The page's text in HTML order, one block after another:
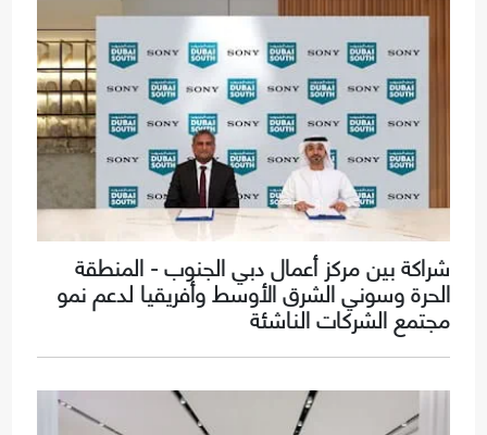
شراكة بين مركز أعمال دبي الجنوب - المنطقة
الحرة وسوني الشرق الأوسط وأفريقيا لدعم نمو
مجتمع الشركات الناشئة